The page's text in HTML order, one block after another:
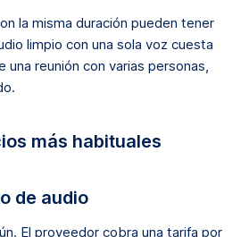
la misma duración pueden tener
limpio con una sola voz cuesta
reunión con varias personas,
más habituales
de audio
El proveedor cobra una tarifa por